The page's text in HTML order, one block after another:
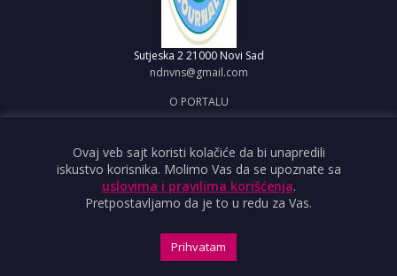
Sutjeska 2 21000 Novi Sad
ndnvns@gmail.com
O PORTALU
OBJAVI VEST
USLOVI KORIŠĆENJA
Ovaj veb sajt koristi kolačiće da bi unapredili
iskustvo korisnika. Molimo Vas da se upoznate sa
uslovima i pravilima korišćenja.
Pretpostavljamo da je to u redu za Vas.
Prihvatam